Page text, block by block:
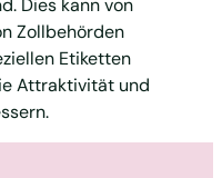
Zollbehörden
Etiketten
Attraktivität und